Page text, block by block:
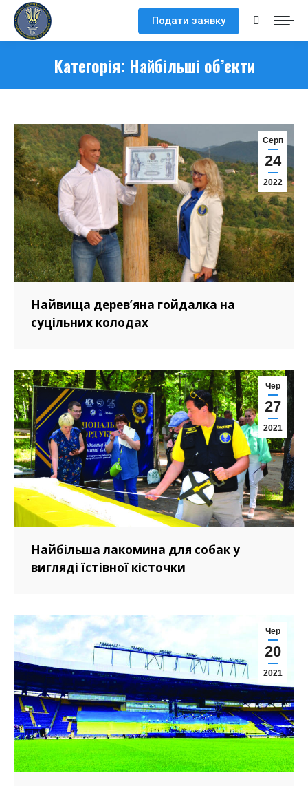
Подати заявку Search:
Категорія: Найбільші об’єкти
Серп
24
2022
Найвища дерев’яна гойдалка на
суцільних колодах
Чер
27
2021
Найбільша лакомина для собак у
вигляді їстівної кісточки
Чер
20
2021